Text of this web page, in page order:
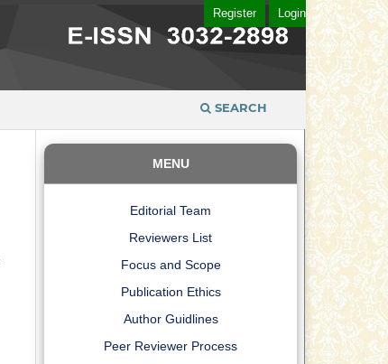
SEARCH
Register Login
MENU
Editorial Team
Reviewers List
Focus and Scope
Publication Ethics
Author Guidlines
Peer Reviewer Process